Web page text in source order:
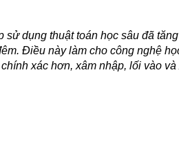
dụng thuật toán học sâu đã
Điều này làm cho công nghệ
xác hơn, xâm nhập, lối vào và